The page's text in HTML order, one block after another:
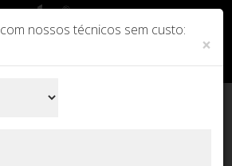
com nossos técnicos sem custo:
×